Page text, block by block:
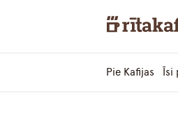
Pie Kafijas